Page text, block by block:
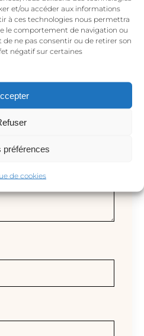
et/ou accéder aux informations
à ces technologies nous permettra
le comportement de navigation ou
de ne pas consentir ou de retirer son
négatif sur certaines
préférences
de cookies
“CHAKRA DEL
de oro”
electrónico no será
obligatorios están